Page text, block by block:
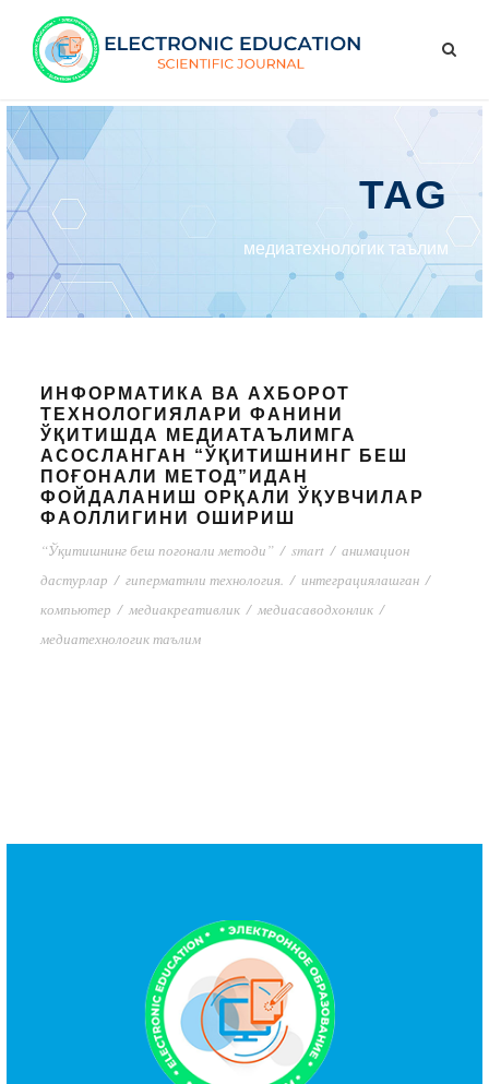
TAG
медиатехнологик таълим
ИНФОРМАТИКА ВА АХБОРОТ
ТЕХНОЛОГИЯЛАРИ ФАНИНИ
ЎҚИТИШДА МЕДИАТАЪЛИМГА
АСОСЛАНГАН “ЎҚИТИШНИНГ БЕШ
ПОҒОНАЛИ МЕТОД”ИДАН
ФОЙДАЛАНИШ ОРҚАЛИ ЎҚУВЧИЛАР
ФАОЛЛИГИНИ ОШИРИШ
“Ўқитишнинг беш поғонали методи” / smart / анимацион
дастурлар / гиперматнли технология. / интеграциялашган /
компьютер / медиакреативлик / медиасаводхонлик /
медиатехнологик таълим